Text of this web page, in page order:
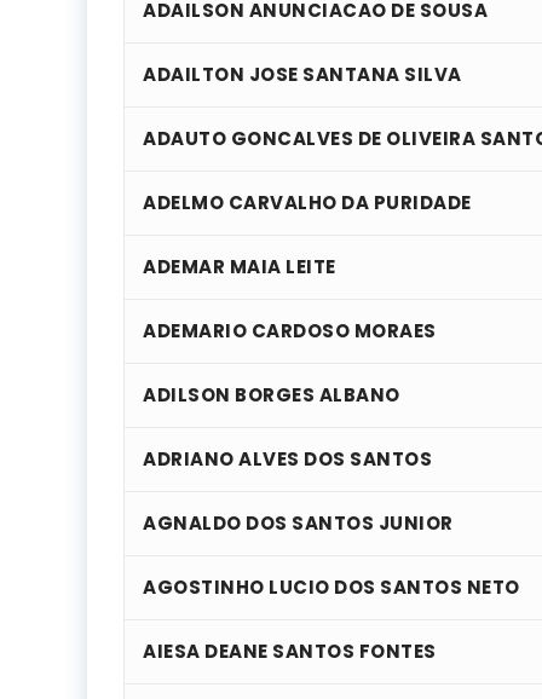
ADAILSON ANUNCIACAO DE SOUSA
ADAILTON JOSE SANTANA SILVA
ADAUTO GONCALVES DE OLIVEIRA
ADELMO CARVALHO DA PURIDADE
ADEMAR MAIA LEITE
ADEMARIO CARDOSO MORAES
ADILSON BORGES ALBANO
ADRIANO ALVES DOS SANTOS
AGNALDO DOS SANTOS JUNIOR
AGOSTINHO LUCIO DOS SANTOS NETO
AIESA DEANE SANTOS FONTES